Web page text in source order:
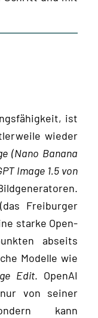
ist
wieder
(Nano Banana
Image 1.5 von
Freiburger
starke Open-
abseits
Modelle wie
Edit. OpenAI
von seiner
kann